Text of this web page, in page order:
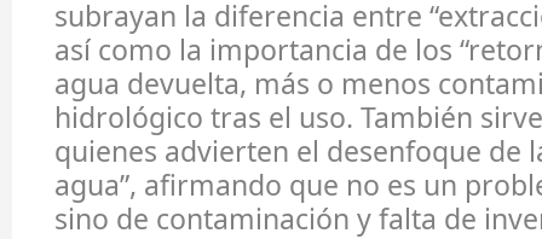
subrayan la diferencia entre
así como la importancia de los
agua devuelta, más o menos
hidrológico tras el uso. También
quienes advierten el desenfoque de
agua”, afirmando que no es un
sino de contaminación y falta de